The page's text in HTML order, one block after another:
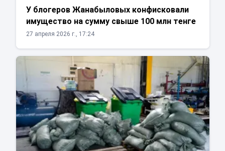
У блогеров Жанабыловых конфисковали
имущество на сумму свыше 100 млн тенге
27 апреля 2026 г., 17:24